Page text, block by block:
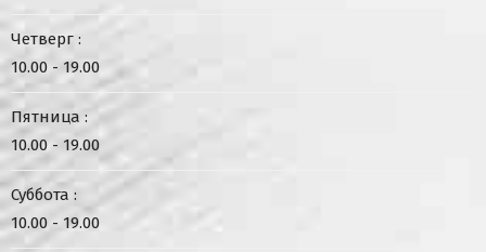
Четверг :
10.00 - 19.00
Пятница :
10.00 - 19.00
Суббота :
10.00 - 19.00